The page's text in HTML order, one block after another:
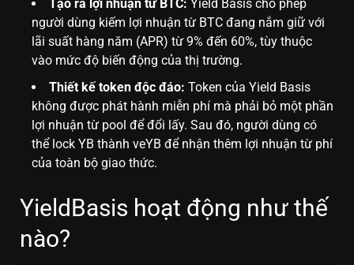
Tạo ra lợi nhuận từ BTC: Yield Basis cho phép
người dùng kiếm lợi nhuận từ BTC đang nắm giữ với
lãi suất hàng năm (APR) từ 9% đến 60%, tùy thuộc
vào mức độ biến động của thị trường.
Thiết kế token độc đáo: Token của Yield Basis
không được phát hành miễn phí mà phải bỏ một phần
lợi nhuận từ pool để đổi lấy. Sau đó, người dùng có
thể lock YB thành veYB để nhận thêm lợi nhuận từ phí
của toàn bộ giao thức.
YieldBasis hoạt động như thế
nào?